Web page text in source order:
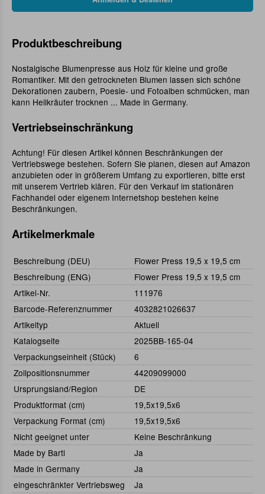
Produktbeschreibung
Nostalgische Blumenpresse aus Holz für kleine und große
Romantiker. Mit den getrockneten Blumen lassen sich schöne
Dekorationen zaubern, Poesie- und Fotoalben schmücken, man
kann Heilkräuter trocknen ... Made in Germany.
Vertriebseinschränkung
Achtung! Für diesen Artikel können Beschränkungen der
Vertriebswege bestehen. Sofern Sie planen, diesen auf Amazon
anzubieten oder in größerem Umfang zu exportieren, bitte erst
mit unserem Vertrieb klären. Für den Verkauf im stationären
Fachhandel oder eigenem Internetshop bestehen keine
Beschränkungen.
Artikelmerkmale
Beschreibung (DEU)
Flower Press 19,5 x 19,5 cm
Beschreibung (ENG)
Flower Press 19,5 x 19,5 cm
Artikel-Nr.
111976
Barcode-Referenznummer
4032821026637
Artikeltyp
Aktuell
Katalogseite
2025BB-165-04
Verpackungseinheit (Stück)
6
Zollpositionsnummer
44209099000
Ursprungsland/Region
DE
Produktformat (cm)
19,5x19,5x6
Verpackung Format (cm)
19,5x19,5x6
Nicht geeignet unter
Keine Beschränkung
Made by Bartl
Ja
Made in Germany
Ja
eingeschränkter Vertriebsweg
Ja